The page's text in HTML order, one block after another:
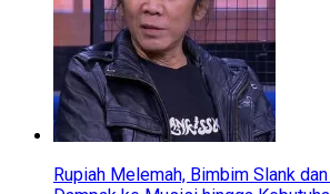
Rupiah Melemah, Bimbim Slank